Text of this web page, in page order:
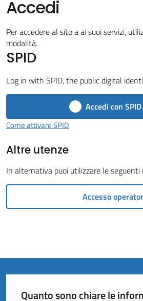
Novità
Servizi
Menu selezionato
il
Amministrazione
Trasparente
Tutti
Accedi
Per accedere al sito a ai suoi servizi,
modalità.
SPID
Log in with SPID, the public digital
Accedi con SPID
Come attivare SPID
Altre utenze
In alternativa puoi utilizzare le seguenti
Accesso
Quanto sono chiare le